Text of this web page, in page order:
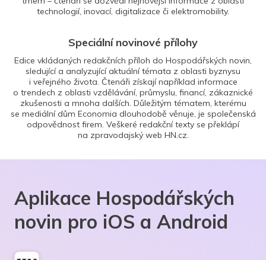
technologií, inovací, digitalizace či elektromobility.
Speciální novinové přílohy
Edice vkládaných redakčních příloh do Hospodářských novin,
sledující a analyzující aktuální témata z oblasti byznysu
i veřejného života. Čtenáři získají například informace
o trendech z oblasti vzdělávání, průmyslu, financí, zákaznické
zkušenosti a mnoha dalších. Důležitým tématem, kterému
se mediální dům Economia dlouhodobě věnuje, je společenská
odpovědnost firem. Veškeré redakční texty se překlápí
na zpravodajský web HN.cz.
Aplikace Hospodářských
novin pro iOS a Android